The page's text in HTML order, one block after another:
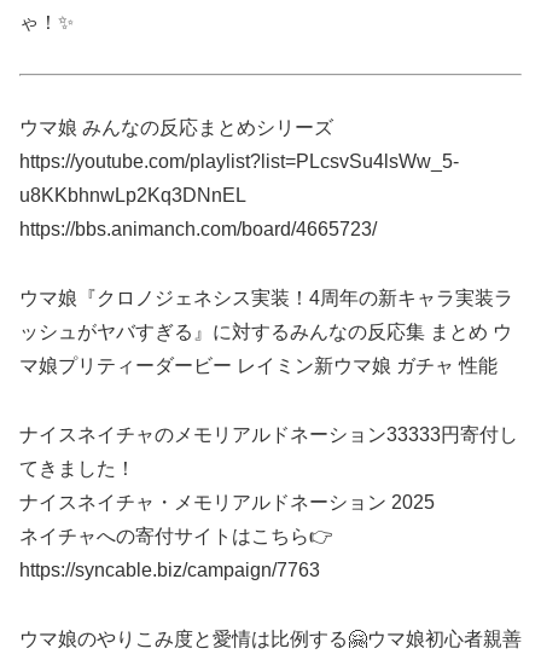
ゃ！✨
ウマ娘 みんなの反応まとめシリーズ
https://youtube.com/playlist?list=PLcsvSu4lsWw_5-
u8KKbhnwLp2Kq3DNnEL
https://bbs.animanch.com/board/4665723/
ウマ娘『クロノジェネシス実装！4周年の新キャラ実装ラ
ッシュがヤバすぎる』に対するみんなの反応集 まとめ ウ
マ娘プリティーダービー レイミン新ウマ娘 ガチャ 性能
ナイスネイチャのメモリアルドネーション33333円寄付し
てきました！
ナイスネイチャ・メモリアルドネーション 2025
ネイチャへの寄付サイトはこちら👉
https://syncable.biz/campaign/7763
ウマ娘のやりこみ度と愛情は比例する🤗ウマ娘初心者親善